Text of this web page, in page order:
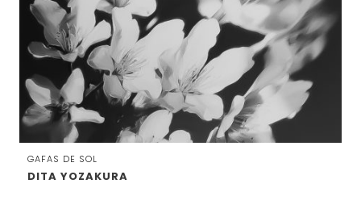
GAFAS DE SOL
DITA YOZAKURA